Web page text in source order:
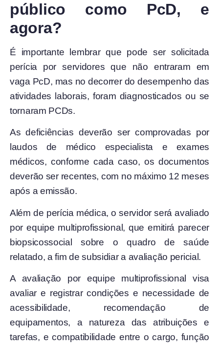
público como PcD, e
agora?
É importante lembrar que pode ser solicitada
perícia por servidores que não entraram em
vaga PcD, mas no decorrer do desempenho das
atividades laborais, foram diagnosticados ou se
tornaram PCDs.
As deficiências deverão ser comprovadas por
laudos de médico especialista e exames
médicos, conforme cada caso, os documentos
deverão ser recentes, com no máximo 12 meses
após a emissão.
Além de perícia médica, o servidor será avaliado
por equipe multiprofissional, que emitirá parecer
biopsicossocial sobre o quadro de saúde
relatado, a fim de subsidiar a avaliação pericial.
A avaliação por equipe multiprofissional visa
avaliar e registrar condições e necessidade de
acessibilidade, recomendação de
equipamentos, a natureza das atribuições e
tarefas, e compatibilidade entre o cargo, função